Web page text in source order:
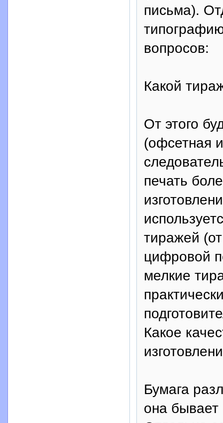
письма).
вопросов:
Какой
От этого
(офсетная
печать
тиражей
цифровой
мелкие
Какое
Бумага
она